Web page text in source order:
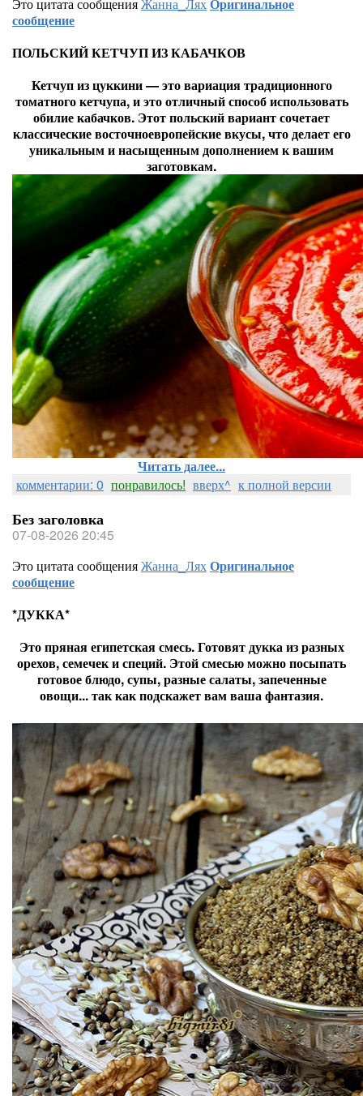
сообщение
ПОЛЬСКИЙ КЕТЧУП ИЗ КАБАЧКОВ
Кетчуп из цуккини — это вариация традиционного
томатного кетчупа, и это отличный способ использовать
обилие кабачков. Этот польский вариант сочетает
классические восточноевропейские вкусы, что делает его
уникальным и насыщенным дополнением к вашим
заготовкам.
Читать далее...
комментарии: 0 понравилось! вверх^ к полной версии
Без заголовка
07-08-2026 20:45
Это цитата сообщенияЖанна_ЛяхОригинальное
сообщение
*ДУККА*
Это пряная египетская смесь. Готовят дукка из разных
орехов, семечек и специй. Этой смесью можно посыпать
готовое блюдо, супы, разные салаты, запеченные
овощи... так как подскажет вам ваша фантазия.